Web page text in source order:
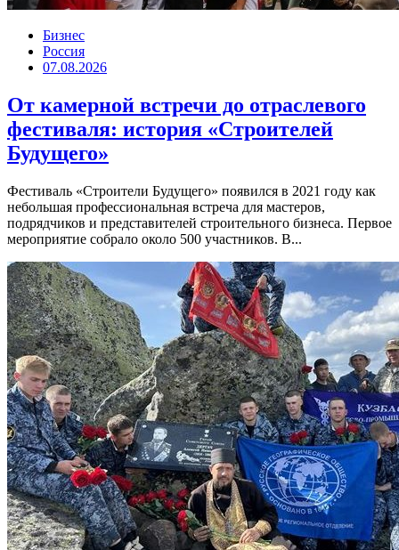
Бизнес
Россия
07.08.2026
От камерной встречи до отраслевого
фестиваля: история «Строителей
Будущего»
Фестиваль «Строители Будущего» появился в 2021 году как
небольшая профессиональная встреча для мастеров,
подрядчиков и представителей строительного бизнеса. Первое
мероприятие собрало около 500 участников. В...